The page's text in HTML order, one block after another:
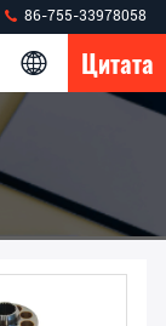
86-755-33978058
Цитата